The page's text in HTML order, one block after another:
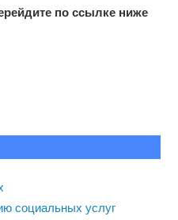
по ссылке ниже
социальных услуг